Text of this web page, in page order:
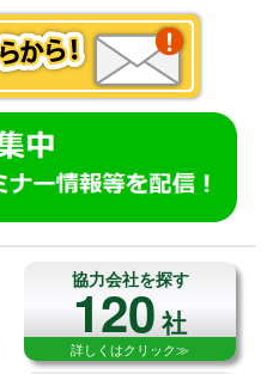
協力会社を探す
120社
詳しくはクリック≫